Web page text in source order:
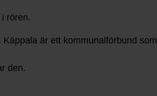
rören.
är ett kommunalförbund som
den.